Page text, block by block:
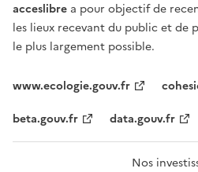
acceslibre a pour objectif de
les lieux recevant du public et de
le plus largement possible.
www.ecologie.gouv.fr
beta.gouv.fr
data.gouv.fr
Nos